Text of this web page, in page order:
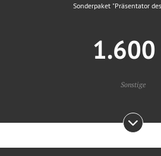
Sonderpaket "Präsentator
1.600
Sonstige